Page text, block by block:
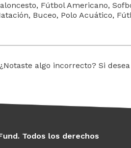
Fútbol Americano,
Buceo, Polo Acuático,
¿Notaste algo incorrecto? Si
Todos los derechos